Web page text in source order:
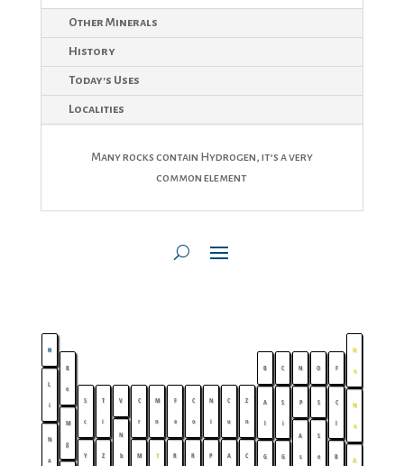
Other Minerals
History
Today's Uses
Localities
Many rocks contain Hydrogen, it’s a very
common element
H
L
i
N
a
B
e
M
g
S
c
Y
T
i
Z
V
N
b
C
r
M
M
n
T
F
e
R
C
o
R
N
i
P
C
u
A
Z
n
C
B
A
l
G
C
S
i
G
N
P
A
s
O
S
S
e
F
C
l
B
H
e
N
e
A